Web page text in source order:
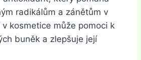
radikálům a zánětům v
kosmetice může pomoci k
buněk a zlepšuje její